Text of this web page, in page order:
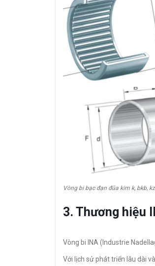
Vòng bi bạc đạn đũa kim k, bkb,
3. Thương hiệu
Vòng bi INA (Industrie
Với lịch sử phát triển lâu dài